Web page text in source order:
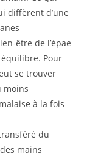
diffèrent d’une
être de l’épae
Pour
se trouver
moins
à la fois
du
mains